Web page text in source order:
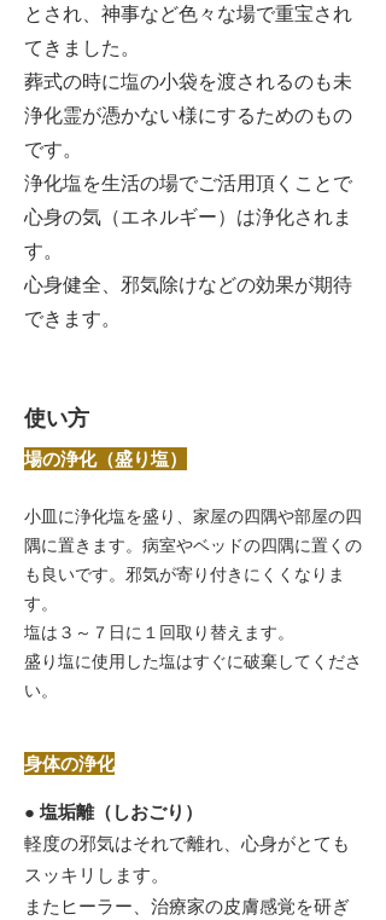
とされ、神事など色々な場で重宝され
てきました。
葬式の時に塩の小袋を渡されるのも未
浄化霊が憑かない様にするためのもの
です。
浄化塩を生活の場でご活用頂くことで
心身の気（エネルギー）は浄化されま
す。
心身健全、邪気除けなどの効果が期待
できます。
​使い方
​場の浄化（盛り塩）
小皿に浄化塩を盛り、家屋の四隅や部屋の四
隅に置きます。病室やベッドの四隅に置くの
も良いです。邪気が寄り付きにくくなりま
す。
塩は３～７日に１回取り替えます。
盛り塩に使用した塩はすぐに破棄してくださ
い。
​身体の浄化
● 塩垢離（しおごり）
軽度の邪気はそれで離れ、心身がとても
スッキリします。
またヒーラー、治療家の皮膚感覚を研ぎ